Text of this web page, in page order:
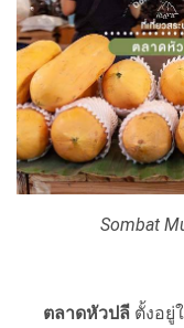
Sombat
ตลาดหัวปลี ตั้งอยู่